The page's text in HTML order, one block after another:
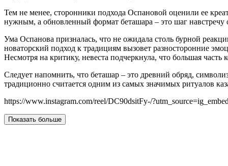
Тем не менее, сторонники подхода Оспановой оценили ее
нужным, а обновленный формат беташара – это шаг
Ума Оспанова призналась, что не ожидала столь бурной
новаторский подход к традициям вызовет разносторонние
Несмотря на критику, невеста подчеркнула, что большая
Следует напомнить, что беташар – это древний обряд,
традиционно считается одним из самых значимых ритуалов
https://www.instagram.com/reel/DC90dsitFy-/
Показать больше